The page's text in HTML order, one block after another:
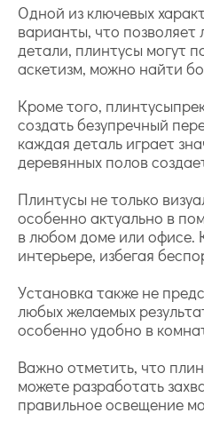
Одной из ключевых
варианты, что
детали, плинтусы могут
аскетизм, можно найти
Кроме того,
создать безупречный
каждая деталь играет
деревянных полов
Плинтусы не только
особенно актуально в
в любом доме или офисе.
интерьере, избегая
Установка также не
любых желаемых
особенно удобно в
Важно отметить, что
можете разработать
правильное освещение